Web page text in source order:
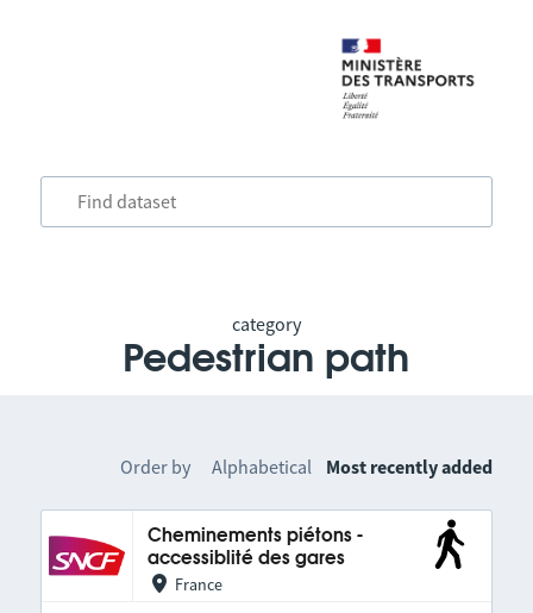
category
Pedestrian path
Order by Alphabetical Most recently added
Cheminements piétons -
accessiblité des gares
France